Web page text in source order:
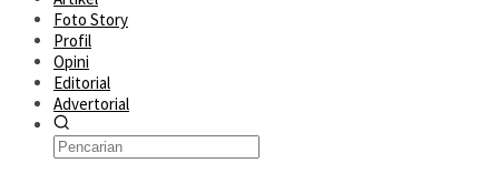
Foto Story
Profil
Opini
Editorial
Advertorial